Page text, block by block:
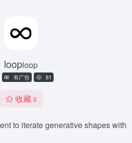
looploop
有广告 81
收藏 0
to iterate generative shapes with